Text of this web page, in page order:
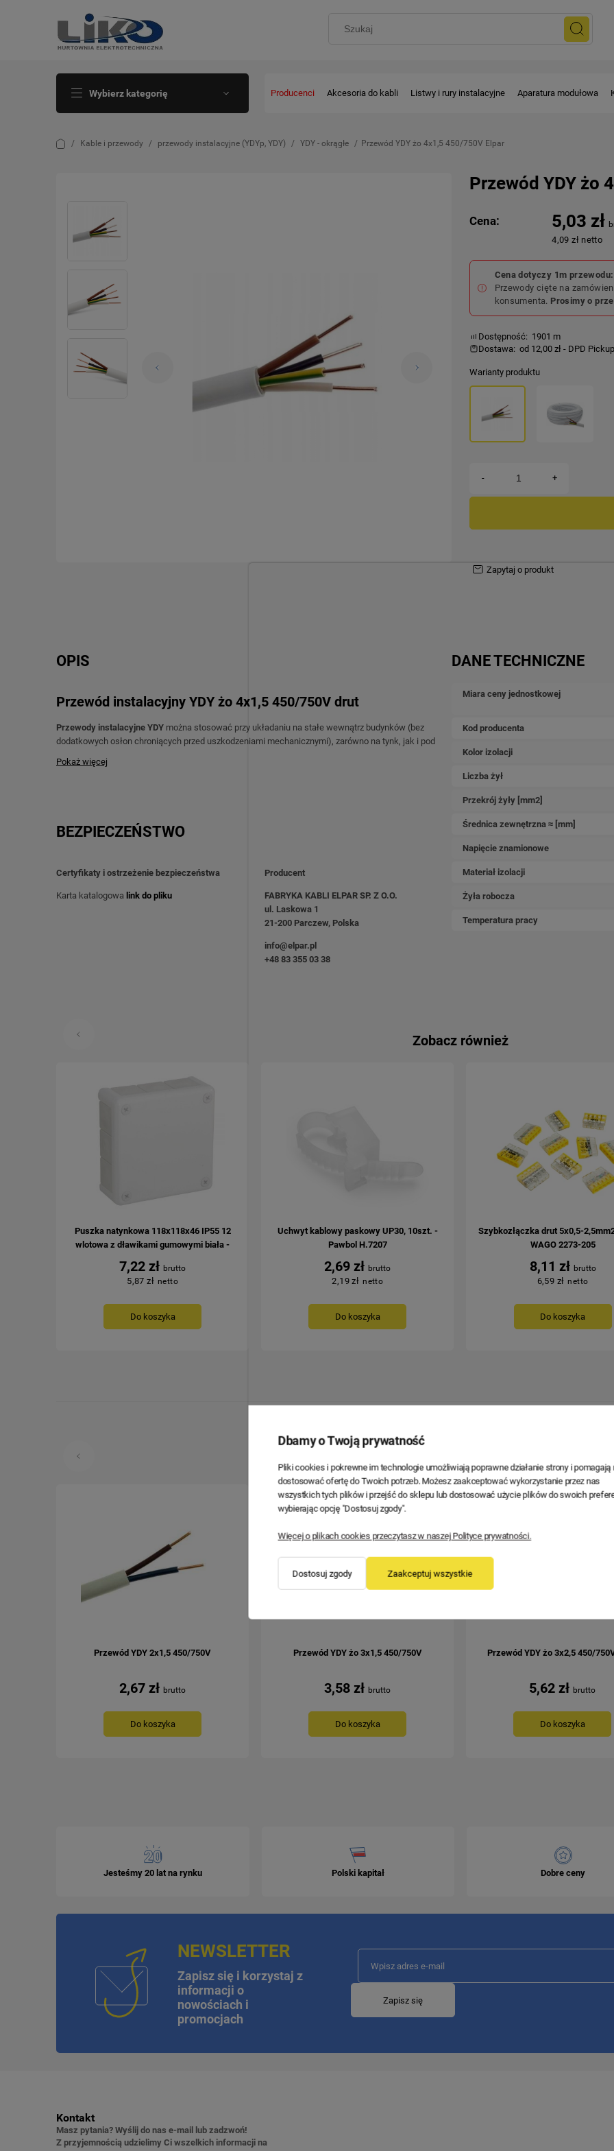
Wybierz kategorię Producenci Akcesoria do kabli Listwy i rury instalacyjne Aparatura modułowa
Kable i przewody przewody instalacyjne (YDYp, YDY) YDY - okrągłe Przewód YDY żo 4x1,5 450/750V Elpar
Przewód YDY żo
Cena: 5,03 zł
4,09 zł netto
Cena dotyczy 1m
Przewody cięte na
konsumenta. Prosimy o
Dostępność: 1901 m
Dostawa: od 12,00 zł - DPD Pickup
Cena nie zawiera ewentualnych kosztów
Warianty produktu
- +
zapytaj o produkt
OPIS
Przewód instalacyjny YDY żo 4x1,5 450/750V drut
Przewody instalacyjne YDY można stosować przy układaniu na stałe wewnątrz budynków (bez
dodatkowych osłon chroniących przed uszkodzeniami mechanicznymi), zarówno na tynk, jak i pod
Zasilanie gniazdek, oświetlenia, łączników
Pokaż więcej
BEZPIECZEŃSTWO
Certyfikaty i ostrzeżenie bezpieczeństwa
Karta katalogowa link do pliku
Producent
FABRYKA KABLI ELPAR SP. Z O.O.
ul. Laskowa 1
21-200 Parczew, Polska
info@elpar.pl
+48 83 355 03 38
DANE TECHNICZNE
Miara ceny jednostkowej
Kod producenta
Kolor izolacji
Liczba żył
Przekrój żyły [mm2]
Średnica zewnętrzna ≈ [mm]
Napięcie znamionowe
Materiał izolacji
Żyła robocza
Temperatura pracy
Zobacz również
Puszka natynkowa 118x118x46 IP55 12
wlotowa z dławikami gumowymi biała -
7,22 zł
5,87 zł
Do koszyka
Uchwyt kablowy paskowy UP30, 10szt. -
Pawbol H.7207
2,69 zł
2,19 zł
Do koszyka
Szybkozłączka drut 5x0,5-
WAGO 2273-205
8,11 zł
6,59 zł
Do koszyka
Przewód YDY 2x1,5 450/750V
2,67 zł
Do koszyka
Przewód YDY żo 3x1,5 450/750V
3,58 zł
Do koszyka
Przewód YDY żo 3x2,5 450/
5,62 zł
Do koszyka
Jesteśmy 20 lat na rynku Polski kapitał Dobre ceny
NEWSLETTER
Zapisz się i korzystaj z
informacji o
nowościach i
promocjach
Zapisz się
Kontakt
Masz pytania? Wyślij do nas e-mail lub zadzwoń!
Z przyjemnością udzielimy Ci wszelkich informacji na
Dbamy o Twoją prywatność
Pliki cookies i pokrewne im technologie umożliwiają poprawne działanie strony i pomagają
dostosować ofertę do Twoich potrzeb. Możesz zaakceptować wykorzystanie przez nas
wszystkich tych plików i przejść do sklepu lub dostosować użycie plików do swoich
wybierając opcję "Dostosuj zgody".
Więcej o plikach cookies przeczytasz w naszej Polityce prywatności.
Dostosuj zgody Zaakceptuj wszystkie